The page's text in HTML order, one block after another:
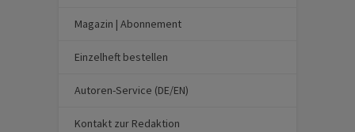
Magazin | Abonnement
Einzelheft bestellen
Autoren-Service (DE/EN)
Kontakt zur Redaktion